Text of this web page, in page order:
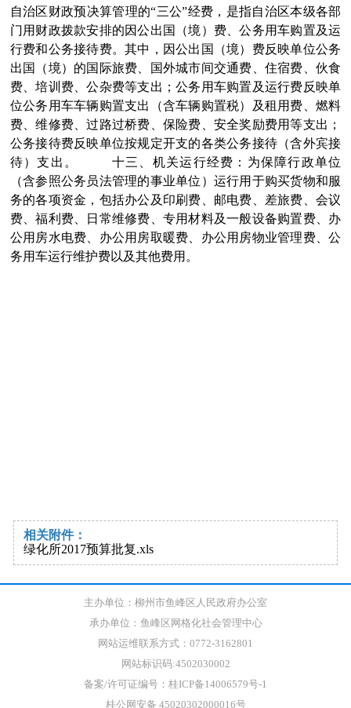
自治区财政预决算管理的“三公”经费，是指自治区本级各部
门用财政拨款安排的因公出国（境）费、公务用车购置及运
行费和公务接待费。其中，因公出国（境）费反映单位公务
出国（境）的国际旅费、国外城市间交通费、住宿费、伙食
费、培训费、公杂费等支出；公务用车购置及运行费反映单
位公务用车车辆购置支出（含车辆购置税）及租用费、燃料
费、维修费、过路过桥费、保险费、安全奖励费用等支出；
公务接待费反映单位按规定开支的各类公务接待（含外宾接
待）支出。
十三、机关运行经费：为保障行政单位
（含参照公务员法管理的事业单位）运行用于购买货物和服
务的各项资金，包括办公及印刷费、邮电费、差旅费、会议
费、福利费、日常维修费、专用材料及一般设备购置费、办
公用房水电费、办公用房取暖费、办公用房物业管理费、公
务用车运行维护费以及其他费用。
相关附件：
绿化所2017预算批复.xls
主办单位：柳州市鱼峰区人民政府办公室
承办单位：鱼峰区网格化社会管理中心
网站运维联系方式：0772-3162801
网站标识码:4502030002
备案/许可证编号：桂ICP备14006579号-1
桂公网安备 45020302000016号